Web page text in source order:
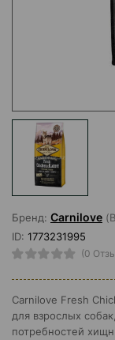
Бренд: Carnilove
ID: 1773231995
(0
Carnilove Fresh
для взрослых
потребностей